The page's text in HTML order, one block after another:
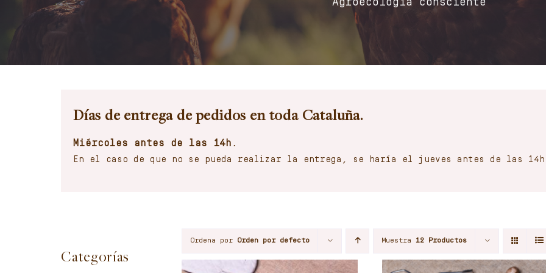
Agroecología consciente
Días de entrega de pedidos en toda Cataluña.
Miércoles antes de las 14h.
En el caso de que no se pueda realizar la entrega, se haría el jueves antes de las
Categorías
Ordena por Orden por defecto Muestra12 Productos